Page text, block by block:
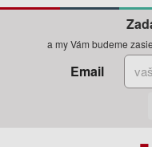
a my Vám budeme
Email